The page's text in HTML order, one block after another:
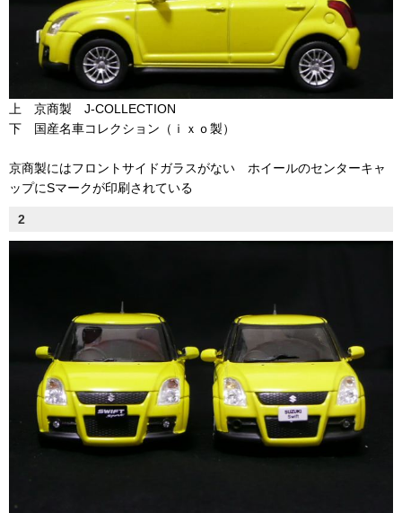
上 京商製 J-COLLECTION
下 国産名車コレクション（ｉｘｏ製）
京商製にはフロントサイドガラスがない ホイールのセンターキャ
ップにSマークが印刷されている
2